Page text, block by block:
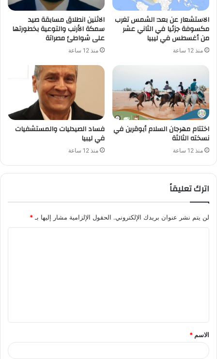
الاستشعار عن بعد: الشمس تغرب
مكسوفة جزئيا في الثاني عشر
من أغسطس في ليبيا
منذ 12 ساعة
الاثنين انطلاق مسابقة صيد
سمكة الأرنب والتوعية بخطورتها
على شواطئ مصراتة
منذ 12 ساعة
اختتام مهرجان السلام أبوقرين في
نسخته الثالثة
منذ 12 ساعة
فساد الصيدليات والمستشفيات
في ليبيا
منذ 12 ساعة
اترك تعليقاً
لن يتم نشر عنوان بريدك الإلكتروني. الحقول الإلزامية مشار إليها بـ *
ق
*
الاسم *